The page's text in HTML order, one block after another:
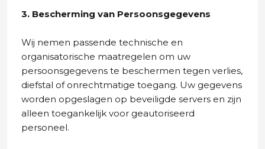
3. Bescherming van Persoonsgegevens
Wij nemen passende technische en
organisatorische maatregelen om uw
persoonsgegevens te beschermen tegen verlies,
diefstal of onrechtmatige toegang. Uw gegevens
worden opgeslagen op beveiligde servers en zijn
alleen toegankelijk voor geautoriseerd
personeel.